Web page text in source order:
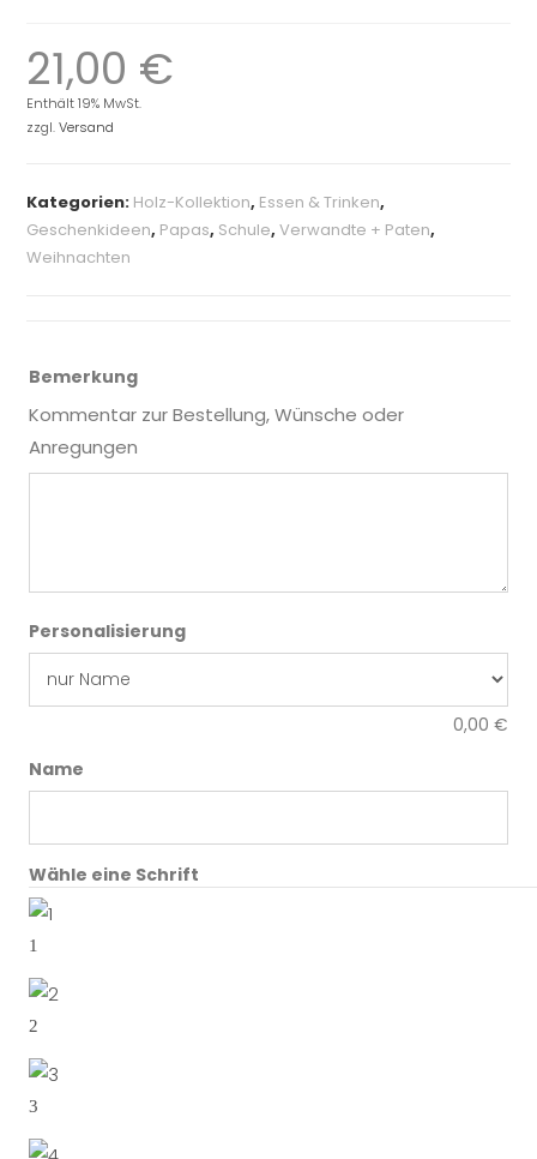
21,00 €
Enthält 19% MwSt.
zzgl.Versand
Kategorien: Holz-Kollektion, Essen & Trinken,
Geschenkideen, Papas, Schule,Verwandte + Paten,
Weihnachten
Bemerkung
Kommentar zur Bestellung, Wünsche oder
Anregungen
Personalisierung
0,00 €
Name
Wähle eine Schrift
1
2
3